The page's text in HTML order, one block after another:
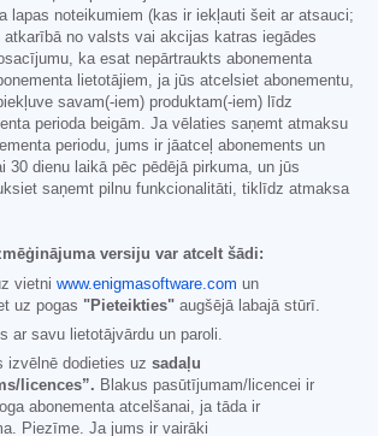
lapas noteikumiem (kas ir iekļauti šeit ar atsauci;
no valsts vai akcijas katras iegādes
ka esat nepārtraukts abonementa
lietotājiem, ja jūs atcelsiet abonementu,
savam(-iem) produktam(-iem) līdz
perioda beigām. Ja vēlaties saņemt atmaksu
periodu, jums ir jāatceļ abonements un
30 dienu laikā pēc pēdējā pirkuma, un jūs
saņemt pilnu funkcionalitāti, tiklīdz atmaksa
versiju var atcelt šādi:
vietni www.enigmasoftware.com un
uz pogas "Pieteikties" augšējā labajā stūrī.
ar savu lietotājvārdu un paroli.
izvēlnē dodieties uz sadaļu
licences”. Blakus pasūtījumam/licencei ir
abonementa atcelšanai, ja tāda ir
Piezīme. Ja jums ir vairāki